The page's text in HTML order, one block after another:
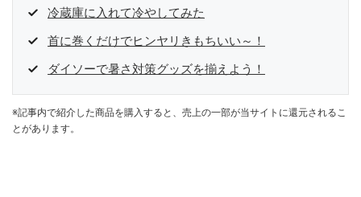
冷蔵庫に入れて冷やしてみた
首に巻くだけでヒンヤリきもちいい～！
ダイソーで暑さ対策グッズを揃えよう！
※記事内で紹介した商品を購入すると、売上の一部が当サイトに還元されるこ
とがあります。